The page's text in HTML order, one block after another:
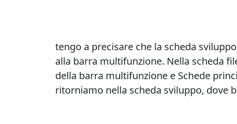
tengo a precisare che la scheda
alla barra multifunzione. Nella scheda
della barra multifunzione e Schede
ritorniamo nella scheda sviluppo, dove